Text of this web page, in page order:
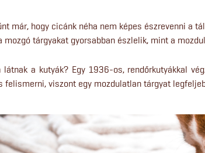
már, hogy cicánk néha nem képes észrevenni a
mozgó tárgyakat gyorsabban észlelik, mint a
látnak a kutyák? Egy 1936-os, rendőrkutyákkal
felismerni, viszont egy mozdulatlan tárgyat